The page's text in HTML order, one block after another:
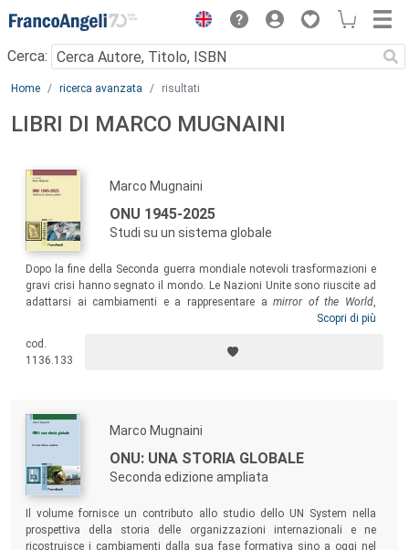
Menu
Cerca:
Main content
Home ricerca avanzata risultati
LIBRI DI MARCO MUGNAINI
Marco Mugnaini
ONU 1945-2025
Studi su un sistema globale
Dopo la fine della Seconda guerra mondiale notevoli trasformazioni e
gravi crisi hanno segnato il mondo. Le Nazioni Unite sono riuscite ad
adattarsi ai cambiamenti e a rappresentare amirror of the World,
oltreché un punto di equilibrio fondamentale nelle dinamiche del
intende contribuire alle riflessioni sui successi, le sconfitte e i
cambiamenti dell’ONU e del sistema di organizzazioni globali di cui
Scopri di più
cod.
1136.133
Marco Mugnaini
ONU: UNA STORIA GLOBALE
Seconda edizione ampliata
Il volume fornisce un contributo allo studio dello UN System nella
prospettiva della storia delle organizzazioni internazionali e ne
ricostruisce i cambiamenti dalla sua fase formativa sino a oggi nel